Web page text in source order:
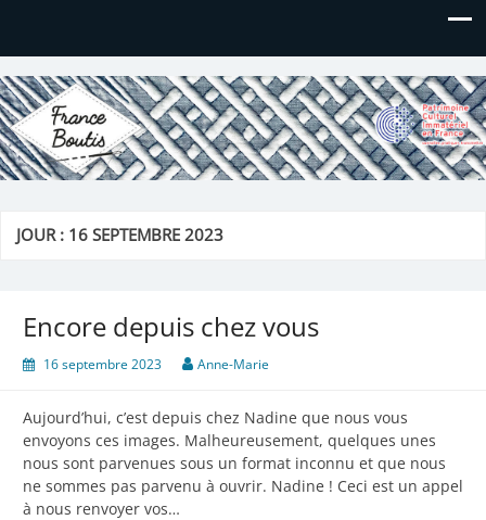
France Boutis
Le site de France Boutis
JOUR : 16 SEPTEMBRE 2023
Encore depuis chez vous
16 septembre 2023 Anne-Marie
Aujourd’hui, c’est depuis chez Nadine que nous vous
envoyons ces images. Malheureusement, quelques unes
nous sont parvenues sous un format inconnu et que nous
ne sommes pas parvenu à ouvrir. Nadine ! Ceci est un appel
à nous renvoyer vos…